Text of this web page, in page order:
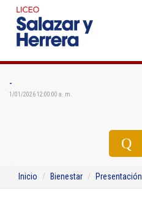
-
1/01/2026 12:00:00 a. m.
Inicio Bienestar Presentación
Formación
Departamentos